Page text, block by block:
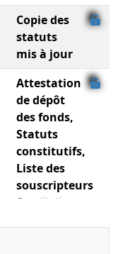
Copie des
statuts
mis à jour
Attestation
de dépôt
des fonds,
Statuts
constitutifs,
Liste des
souscripteurs
Constitution
société